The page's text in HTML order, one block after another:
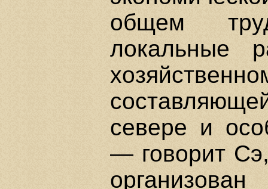
общем
локальные
севере и
— говорит